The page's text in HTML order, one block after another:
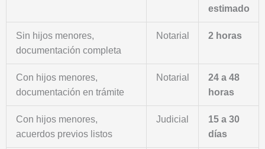
estimado
Sin hijos menores,
documentación completa
Notarial 2 horas
Con hijos menores,
documentación en trámite
Notarial
24 a 48
horas
Con hijos menores,
acuerdos previos listos
Judicial
15 a 30
días